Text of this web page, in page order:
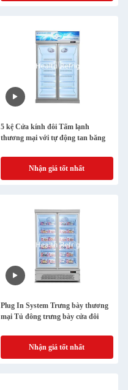
5 kệ Cửa kính đôi Tấm lạnh
thương mại với tự động tan băng
Nhận giá tốt nhất
Plug In System Trưng bày thương
mại Tủ đông trưng bày cửa đôi
Nhận giá tốt nhất